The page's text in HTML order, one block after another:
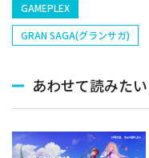
GAMEPLEX
GRAN SAGA(グランサガ)
あわせて読みたい